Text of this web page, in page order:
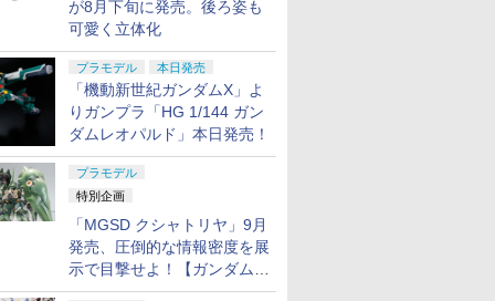
が8月下旬に発売。後ろ姿も
可愛く立体化
プラモデル 本日発売
「機動新世紀ガンダムX」よ
りガンプラ「HG 1/144 ガン
ダムレオパルド」本日発売！
プラモデル
特別企画
「MGSD クシャトリヤ」9月
発売、圧倒的な情報密度を展
示で目撃せよ！【ガンダムベ
ース撮り下ろし】